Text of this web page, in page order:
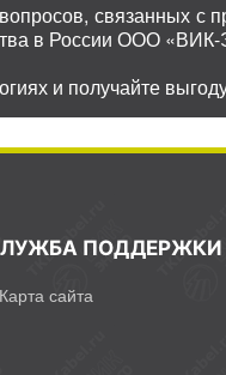
связанных с
в России ООО
и получайте
ПОДДЕРЖКИ
Карта сайта